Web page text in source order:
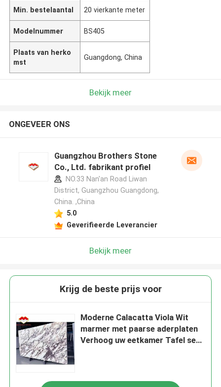
Min. bestelaantal 20 vierkante meter
Modelnummer BS405
Plaats van herko
mst
Guangdong, China
Bekijk meer
ONGEVEER ONS
Guangzhou Brothers Stone
Co., Ltd. fabrikant profiel
NO.33 Nan'an Road Liwan
District, Guangzhou Guangdong,
China. ,China
5.0
Geverifieerde Leverancier
Bekijk meer
Krijg de beste prijs voor
Moderne Calacatta Viola Wit
marmer met paarse aderplaten
Verhoog uw eetkamer Tafel set